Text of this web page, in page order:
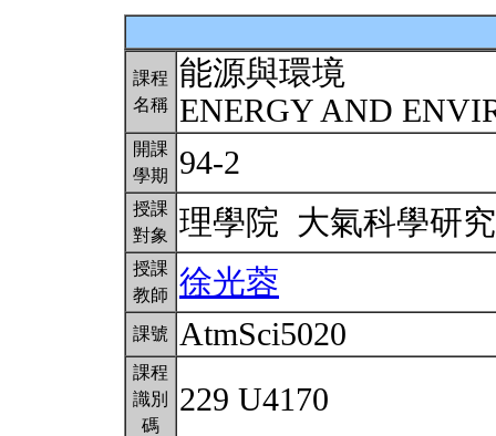
課程
名稱
能源與環境
ENERGY AND
開課
學期
94-2
授課
對象
理學院 大氣科學研
授課
教師
徐光蓉
課號 AtmSci5020
課程
識別
碼
229 U4170